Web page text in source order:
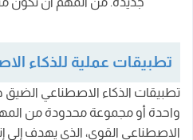
تطبيقات عملية للذكاء
تطبيقات الذكاء الاصطناعي
واحدة أو مجموعة محدودة من
الاصطناعي القوي، الذي يهدف إلى